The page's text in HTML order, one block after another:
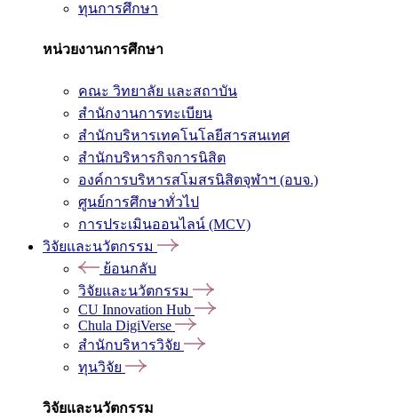
ทุนการศึกษา
หน่วยงานการศึกษา
คณะ วิทยาลัย และสถาบัน
สำนักงานการทะเบียน
สำนักบริหารเทคโนโลยีสารสนเทศ
สำนักบริหารกิจการนิสิต
องค์การบริหารสโมสรนิสิตจุฬาฯ (อบจ.)
ศูนย์การศึกษาทั่วไป
การประเมินออนไลน์ (MCV)
วิจัยและนวัตกรรม
ย้อนกลับ
วิจัยและนวัตกรรม
CU Innovation Hub
Chula DigiVerse
สำนักบริหารวิจัย
ทุนวิจัย
วิจัยและนวัตกรรม